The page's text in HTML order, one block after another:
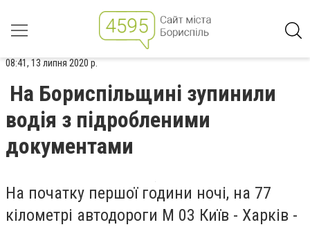
08:41, 13 липня 2020 р.
На Бориспільщині зупинили
водія з підробленими
документами
На початку першої години ночі, на 77
кілометрі автодороги М 03 Київ - Харків -